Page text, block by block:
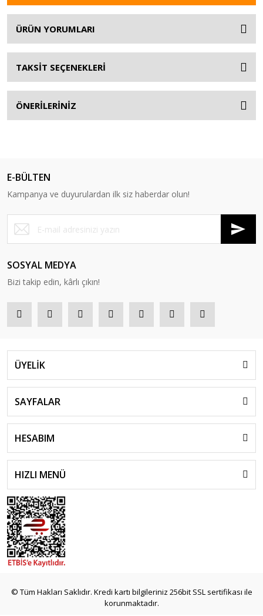
ÜRÜN YORUMLARI
TAKSİT SEÇENEKLERİ
ÖNERİLERİNİZ
E-BÜLTEN
Kampanya ve duyurulardan ilk siz haberdar olun!
SOSYAL MEDYA
Bizi takip edin, kârlı çıkın!
ÜYELİK
SAYFALAR
HESABIM
HIZLI MENÜ
© Tüm Hakları Saklıdır. Kredi kartı bilgileriniz 256bit SSL sertifikası ile
korunmaktadır.